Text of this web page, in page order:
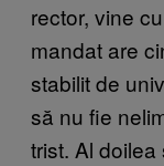
rector, vine
mandat are
stabilit de
să nu fie
trist. Al